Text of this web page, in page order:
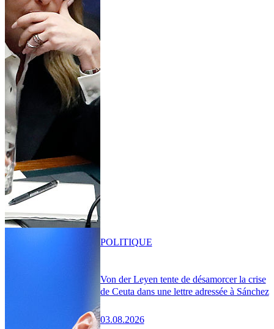
Von der Leyen tente de désamorcer la crise
de Ceuta dans une lettre adressée à Sánchez
03.08.2026
POLITIQUE